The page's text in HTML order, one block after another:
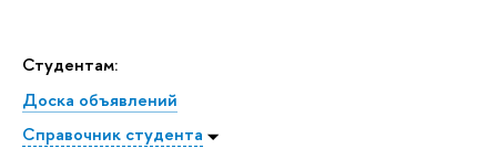
Студентам:
Доска объявлений
Справочник студента